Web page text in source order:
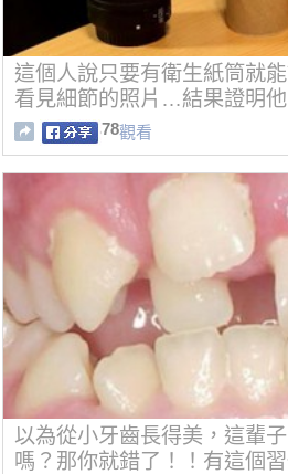
這個人說只要有衛生紙筒就
看見細節的照片…結果證明他
78觀看
以為從小牙齒長得美，這輩
嗎？那你就錯了！！有這個